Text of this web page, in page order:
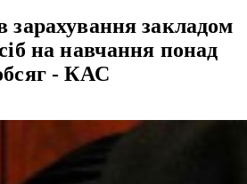
зарахування закладом
на навчання понад
- КАС